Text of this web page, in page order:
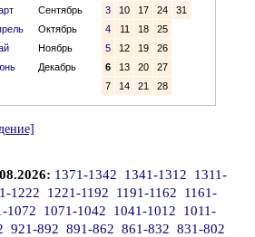
Сентябрь
Октябрь
Ноябрь
Декабрь
3
10 17 24
31
4
11 18
25
5
12 19
26
6
13 20
27
7
14 21 28
1371-1342 1341-1312
1311-
1222 1221-1192 1191-1162
1161-
1072 1071-1042 1041-1012
1011-
921-892 891-862 861-832 831-802